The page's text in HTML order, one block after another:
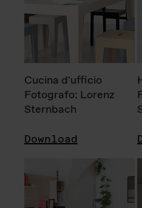
Cucina d'ufficio
Fotografo: Lorenz
Sternbach
Download